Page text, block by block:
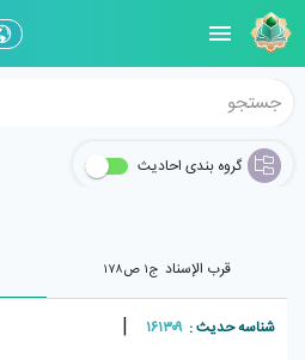
گروه بندی احادیث
قرب الإسناد ج۱ ص۱۷۸
شناسه حدیث : ۱۶۱۳۰۹ |